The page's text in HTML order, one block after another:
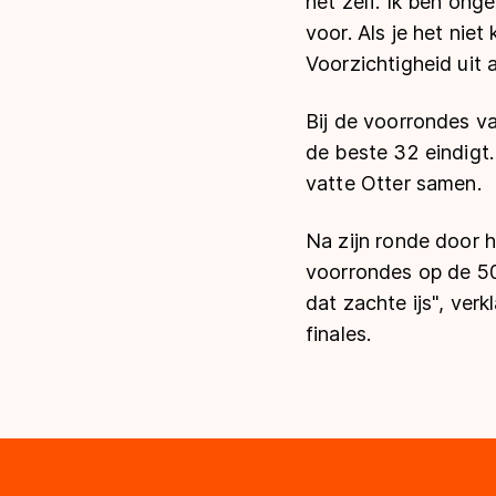
voor. Als je het niet
Voorzichtigheid uit
Bij de voorrondes
de beste 32 eindigt.
vatte Otter samen.
Na zijn ronde door
voorrondes op de
dat zachte ijs",
finales.